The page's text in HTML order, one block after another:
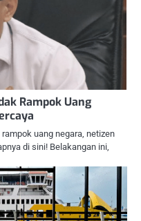
Rampok Uang
uang negara, netizen
di sini! Belakangan ini,